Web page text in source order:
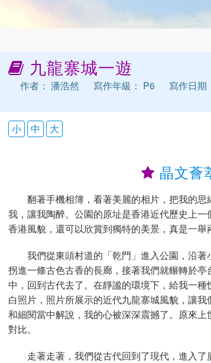
九龍寨城一遊
作者： 潘浩然 寫作年級： P6 寫作日期
小 中 大
晶文薈
翻著手機相簿，看著美麗的相片，把我的
我，讓我陶醉。公園的原址是香港近代歷史上
香港風貌，還可以欣賞到獨特的美景，真是一舉
我們從東頭村道的「乾門」進入公園，沿
拐進一條古色古香的長廊，接著我們就輾轉於
中，回到古代去了。在靜謐的環境下，給我一
白照片，照片所展示的近代九龍寨城風貌，讓
和細閱當中解說，我的心被深深震撼了。原來
對比。
走著走著，我們從古代回到了現代，進入